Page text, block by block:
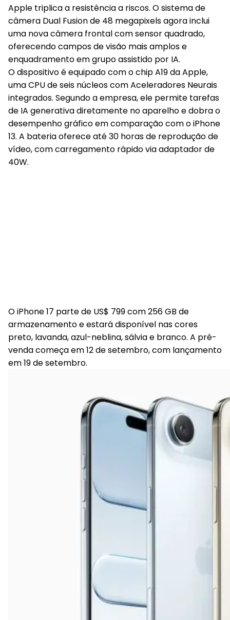
Apple triplica a resistência a riscos. O sistema de
câmera Dual Fusion de 48 megapixels agora inclui
uma nova câmera frontal com sensor quadrado,
oferecendo campos de visão mais amplos e
enquadramento em grupo assistido por IA.
O dispositivo é equipado com o chip A19 da Apple,
uma CPU de seis núcleos com Aceleradores Neurais
integrados. Segundo a empresa, ele permite tarefas
de IA generativa diretamente no aparelho e dobra o
desempenho gráfico em comparação com o iPhone
13. A bateria oferece até 30 horas de reprodução de
vídeo, com carregamento rápido via adaptador de
40W.
O iPhone 17 parte de US$ 799 com 256 GB de
armazenamento e estará disponível nas cores
preto, lavanda, azul-neblina, sálvia e branco. A pré-
venda começa em 12 de setembro, com lançamento
em 19 de setembro.